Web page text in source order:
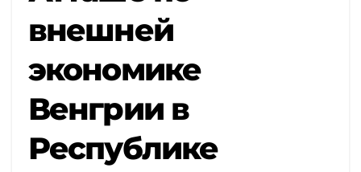
внешней
экономике
Венгрии в
Республике